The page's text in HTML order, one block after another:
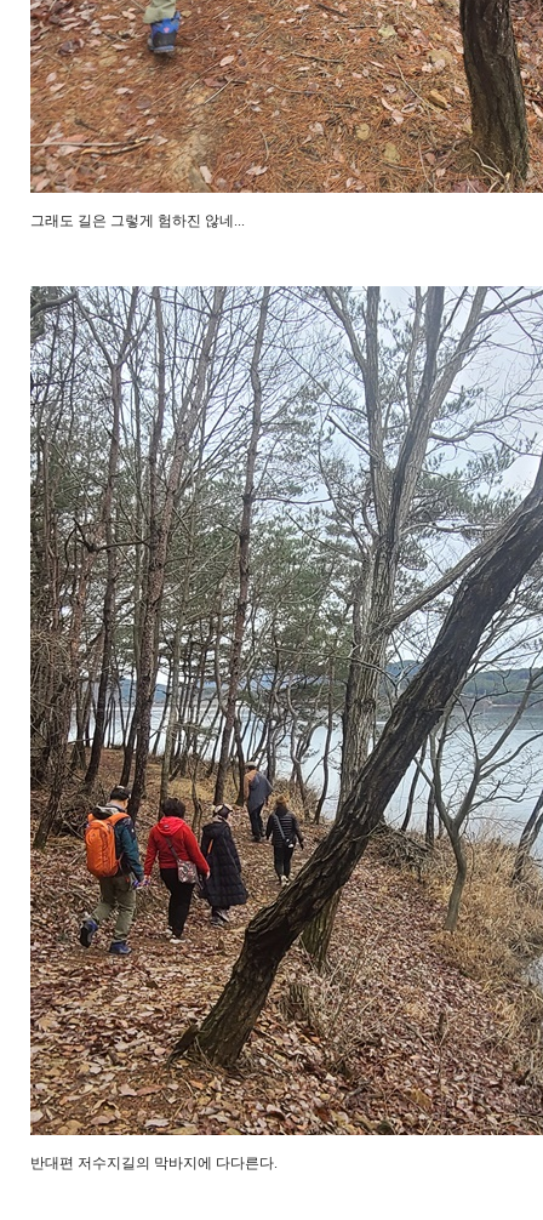
그래도 길은 그렇게 험하진 않네...
반대편 저수지길의 막바지에 다다른다.